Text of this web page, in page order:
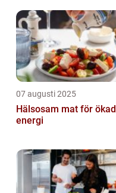
07 augusti 2025
Hälsosam mat för ökad
energi